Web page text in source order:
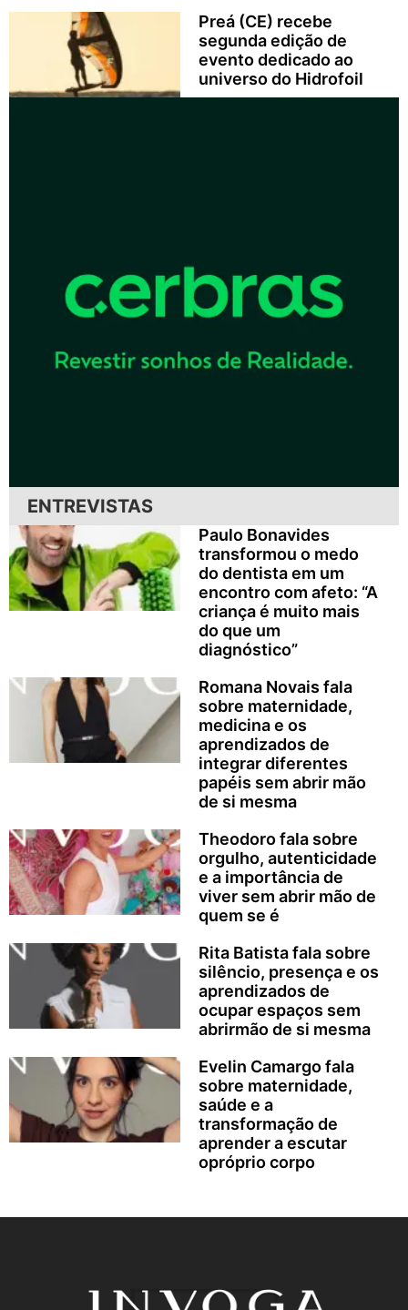
Preá (CE) recebe
segunda edição de
evento dedicado ao
universo do Hidrofoil
ENTREVISTAS
Paulo Bonavides
transformou o medo
do dentista em um
encontro com afeto: “A
criança é muito mais
do que um
diagnóstico”
Romana Novais fala
sobre maternidade,
medicina e os
aprendizados de
integrar diferentes
papéis sem abrir mão
de si mesma
Theodoro fala sobre
orgulho, autenticidade
e a importância de
viver sem abrir mão de
quem se é
Rita Batista fala sobre
silêncio, presença e os
aprendizados de
ocupar espaços sem
abrirmão de si mesma
Evelin Camargo fala
sobre maternidade,
saúde e a
transformação de
aprender a escutar
opróprio corpo